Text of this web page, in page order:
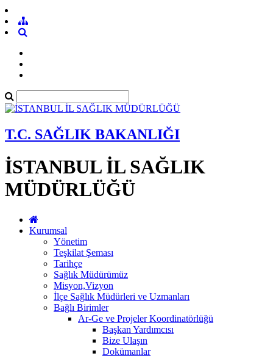
T.C. SAĞLIK BAKANLIĞI
İSTANBUL İL SAĞLIK
MÜDÜRLÜĞÜ
Kurumsal
Yönetim
Teşkilat Şeması
Tarihçe
Sağlık Müdürümüz
Misyon,Vizyon
İlçe Sağlık Müdürleri ve Uzmanları
Bağlı Birimler
Ar-Ge ve Projeler Koordinatörlüğü
Başkan Yardımcısı
Bize Ulaşın
Dokümanlar